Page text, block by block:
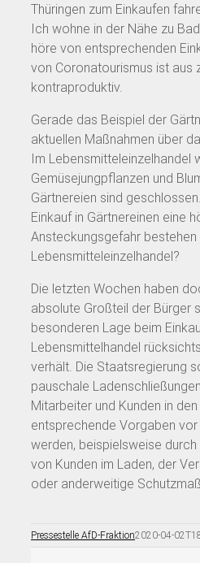
Thüringen zum Einkaufen
Ich wohne in der Nähe zu
höre von entsprechenden
von Coronatourismus ist aus
kontraproduktiv.
Gerade das Beispiel der
aktuellen Maßnahmen über
Im Lebensmitteleinzelhandel
Gemüsejungpflanzen und
Gärtnereien sind
Einkauf in Gärtnereinen eine
Ansteckungsgefahr bestehen
Lebensmitteleinzelhandel?
Die letzten Wochen haben
absolute Großteil der Bürger
besonderen Lage beim
Lebensmittelhandel
verhält. Die Staatsregierung
pauschale
Mitarbeiter und Kunden in
entsprechende Vorgaben
werden, beispielsweise
von Kunden im Laden, der
oder anderweitige
Pressestelle AfD-Fraktion2020-04-